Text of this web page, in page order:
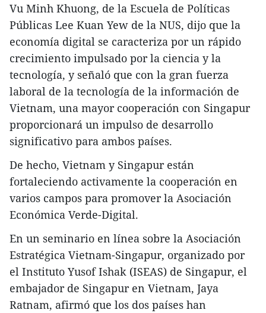
Vu Minh Khuong, de la Escuela de Políticas
Públicas Lee Kuan Yew de la NUS, dijo que la
economía digital se caracteriza por un rápido
crecimiento impulsado por la ciencia y la
tecnología, y señaló que con la gran fuerza
laboral de la tecnología de la información de
Vietnam, una mayor cooperación con Singapur
proporcionará un impulso de desarrollo
significativo para ambos países.
De hecho, Vietnam y Singapur están
fortaleciendo activamente la cooperación en
varios campos para promover la Asociación
Económica Verde-Digital.
En un seminario en línea sobre la Asociación
Estratégica Vietnam-Singapur, organizado por
el Instituto Yusof Ishak (ISEAS) de Singapur, el
embajador de Singapur en Vietnam, Jaya
Ratnam, afirmó que los dos países han